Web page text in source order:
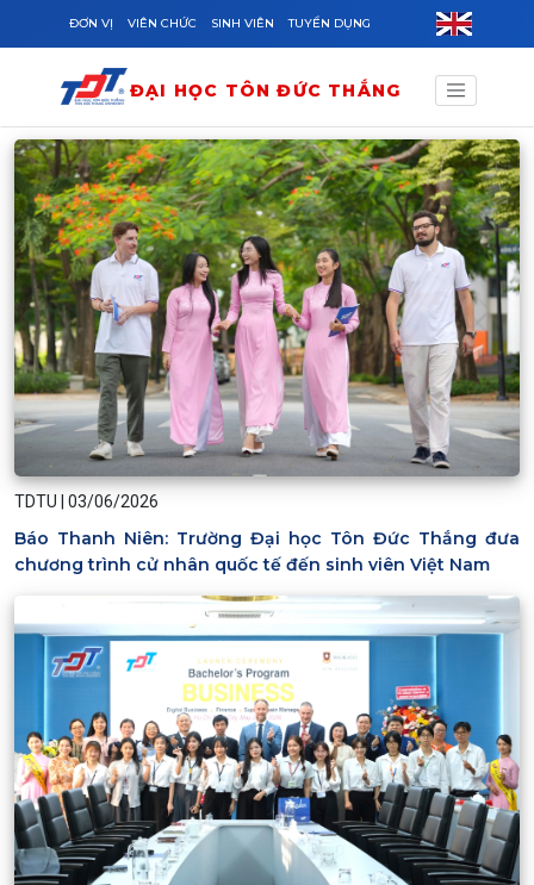
Skip to main content
ĐƠN VỊ VIÊN CHỨC SINH VIÊN TUYỂN DỤNG
ĐẠI HỌC TÔN ĐỨC THẮNG
TDTU 03/06/2026
Báo Thanh Niên: Trường Đại học Tôn Đức Thắng đưa
chương trình cử nhân quốc tế đến sinh viên Việt Nam